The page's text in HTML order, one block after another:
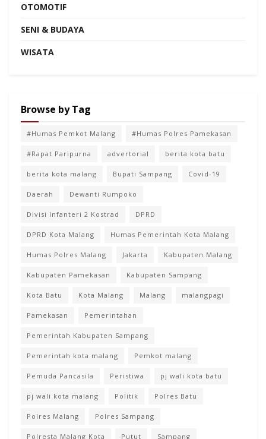
OTOMOTIF
SENI & BUDAYA
WISATA
Browse by Tag
#Humas Pemkot Malang #Humas Polres Pamekasan
#Rapat Paripurna advertorial berita kota batu
berita kota malang Bupati Sampang Covid-19
Daerah Dewanti Rumpoko
Divisi Infanteri 2 Kostrad DPRD
DPRD Kota Malang Humas Pemerintah Kota Malang
Humas Polres Malang Jakarta Kabupaten Malang
Kabupaten Pamekasan Kabupaten Sampang
Kota Batu Kota Malang Malang malangpagi
Pamekasan Pemerintahan
Pemerintah Kabupaten Sampang
Pemerintah kota malang Pemkot malang
Pemuda Pancasila Peristiwa pj wali kota batu
pj wali kota malang Politik Polres Batu
Polres Malang Polres Sampang
Polresta Malang Kota Putut Sampang